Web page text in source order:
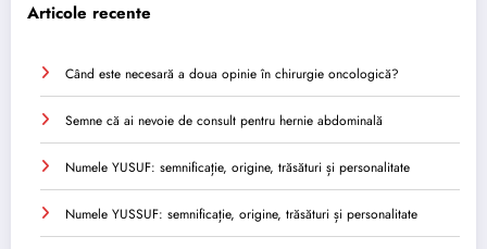
Articole recente
Când este necesară a doua opinie în chirurgie oncologică?
Semne că ai nevoie de consult pentru hernie abdominală
Numele YUSUF: semnificație, origine, trăsături și personalitate
Numele YUSSUF: semnificație, origine, trăsături și personalitate